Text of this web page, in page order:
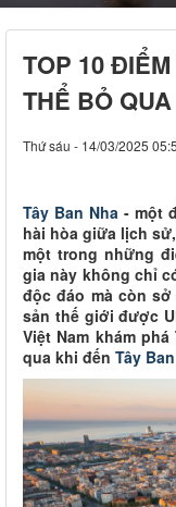
TOP 10
THỂ BỎ
Thứ sáu - 14/03/2025
Tây Ban Nha - một
hài hòa giữa lịch
một trong những
gia này không chỉ
độc đáo mà còn
sản thế giới được
Việt Nam khám
qua khi đến Tây